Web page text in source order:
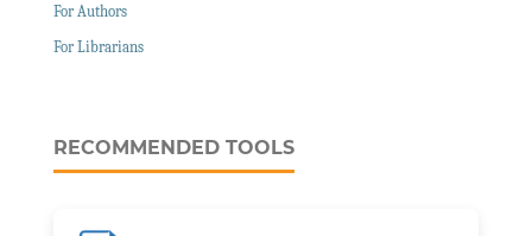
For Authors
For Librarians
RECOMMENDED TOOLS